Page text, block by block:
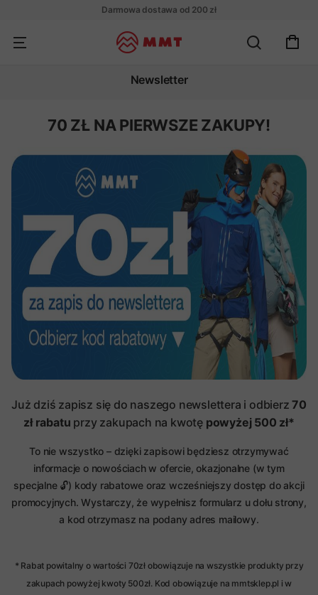
Darmowa dostawa od 200 zł
Newsletter
70 ZŁ NA PIERWSZE ZAKUPY!
Już dziś zapisz się do naszego newslettera i odbierz70
zł rabatu przy zakupach na kwotę powyżej 500 zł*
To nie wszystko – dzięki zapisowi będziesz otrzymywać
informacje o nowościach w ofercie, okazjonalne (w tym
specjalne 🔓) kody rabatowe oraz wcześniejszy dostęp do akcji
promocyjnych. Wystarczy, że wypełnisz formularz u dołu strony,
a kod otrzymasz na podany adres mailowy.
* Rabat powitalny o wartości 70zł obowiązuje na wszystkie produkty przy
zakupach powyżej kwoty 500zł. Kod obowiązuje na mmtsklep.pl i w